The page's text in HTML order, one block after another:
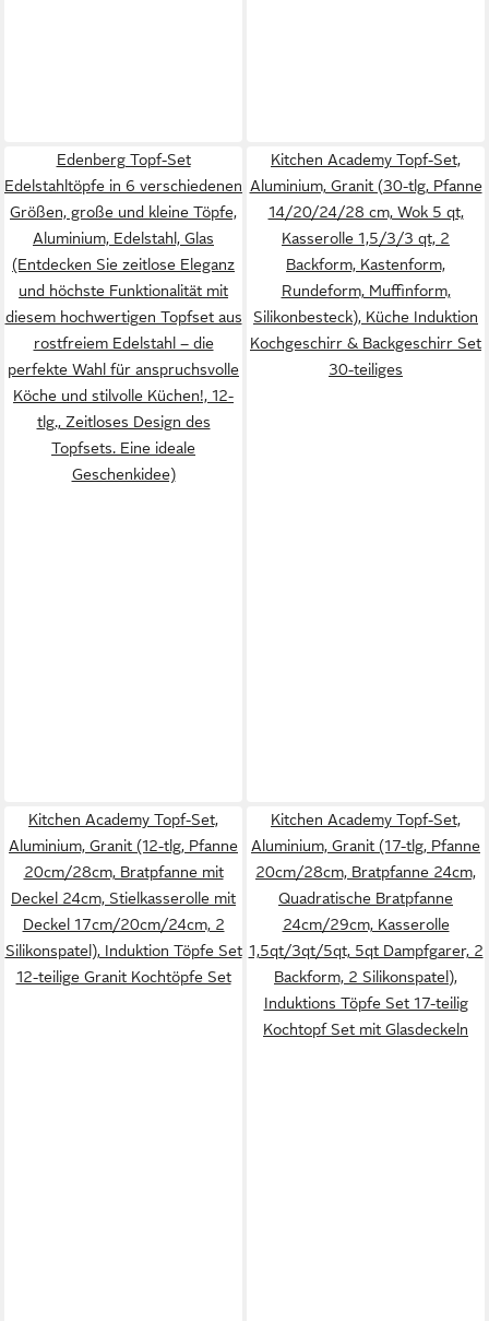
Edenberg Topf-Set
Edelstahltöpfe in 6 verschiedenen
Größen, große und kleine Töpfe,
Aluminium, Edelstahl, Glas
(Entdecken Sie zeitlose Eleganz
und höchste Funktionalität mit
diesem hochwertigen Topfset aus
rostfreiem Edelstahl – die
perfekte Wahl für anspruchsvolle
Köche und stilvolle Küchen!, 12-
tlg., Zeitloses Design des
Topfsets. Eine ideale
Geschenkidee)
Kitchen Academy Topf-Set,
Aluminium, Granit (30-tlg, Pfanne
14/20/24/28 cm, Wok 5 qt,
Kasserolle 1,5/3/3 qt, 2
Backform, Kastenform,
Rundeform, Muffinform,
Silikonbesteck), Küche Induktion
Kochgeschirr & Backgeschirr Set
30-teiliges
Kitchen Academy Topf-Set,
Aluminium, Granit (12-tlg, Pfanne
20cm/28cm, Bratpfanne mit
Deckel 24cm, Stielkasserolle mit
Deckel 17cm/20cm/24cm, 2
Silikonspatel), Induktion Töpfe Set
12-teilige Granit Kochtöpfe Set
Kitchen Academy Topf-Set,
Aluminium, Granit (17-tlg, Pfanne
20cm/28cm, Bratpfanne 24cm,
Quadratische Bratpfanne
24cm/29cm, Kasserolle
1,5qt/3qt/5qt, 5qt Dampfgarer, 2
Backform, 2 Silikonspatel),
Induktions Töpfe Set 17-teilig
Kochtopf Set mit Glasdeckeln